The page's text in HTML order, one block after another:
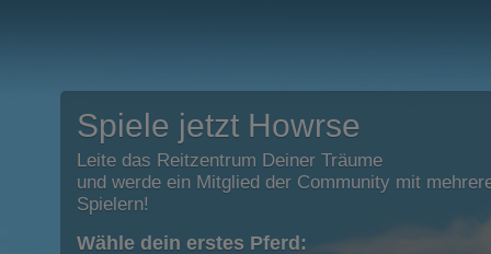
Spiele jetzt Howrse
Leite das Reitzentrum Deiner Träume
und werde ein Mitglied der Community mit
Spielern!
Wähle dein erstes Pferd: